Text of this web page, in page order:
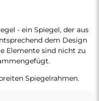
- ein Spiegel, der aus
dem Design
Elemente sind nicht zu
Spiegelrahmen.